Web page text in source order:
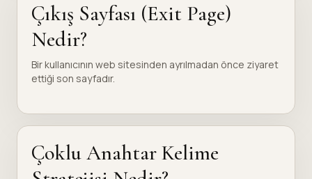
Çıkış Sayfası (Exit Page)
Nedir?
Bir kullanıcının web sitesinden ayrılmadan önce ziyaret
ettiği son sayfadır.
Çoklu Anahtar Kelime